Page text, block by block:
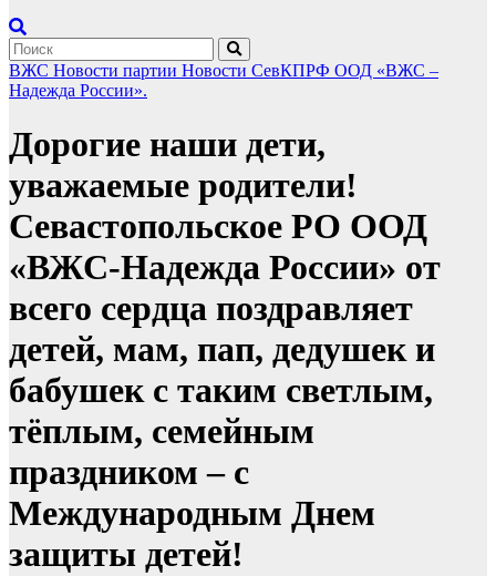
ВЖС Новости партии Новости СевКПРФ ООД «ВЖС –
Надежда России».
Дорогие наши дети,
уважаемые родители!
Севастопольское РО ООД
«ВЖС-Надежда России» от
всего сердца поздравляет
детей, мам, пап, дедушек и
бабушек с таким светлым,
тёплым, семейным
праздником – с
Международным Днем
защиты детей!